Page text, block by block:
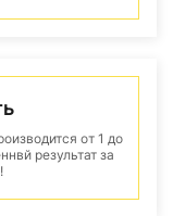
от 1 до
результат за